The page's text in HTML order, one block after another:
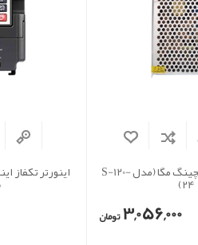
منبع تغذیه سوئیچینگ مگا (مدل S-120-
24)
3,056,000تومان